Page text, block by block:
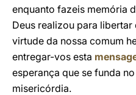
enquanto fazeis memória
Deus realizou para libertar
virtude da nossa comum
entregar-vos esta
esperança que se funda
misericórdia.